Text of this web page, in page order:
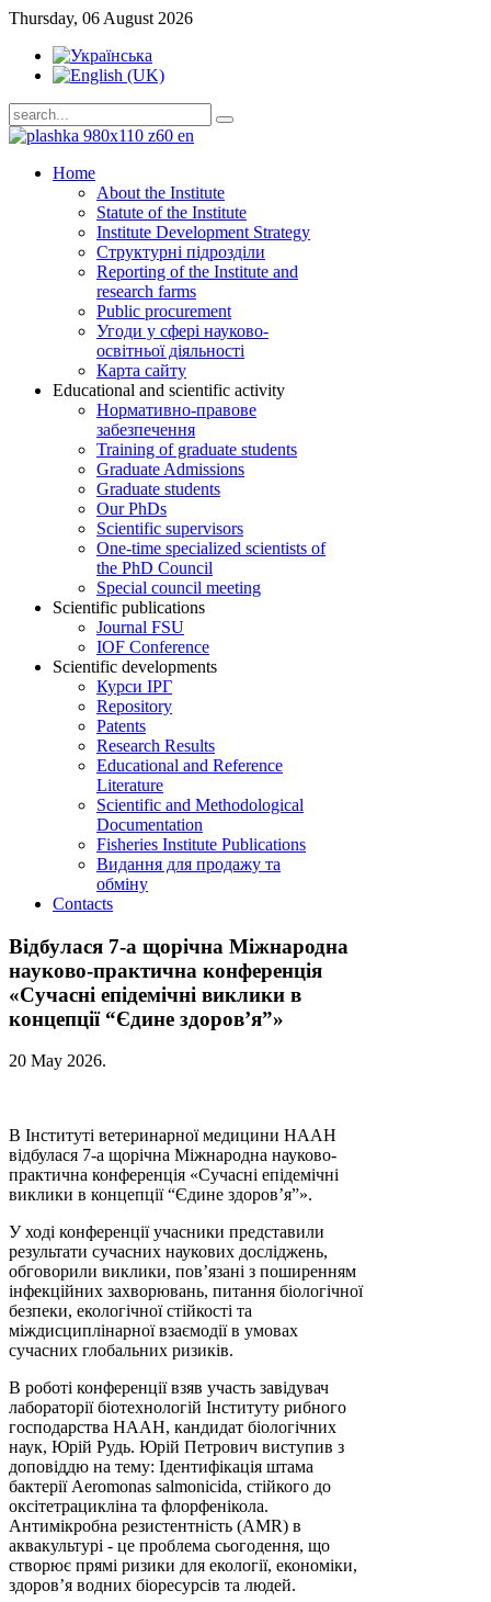
Thursday, 06 August 2026
Home
About the Institute
Statute of the Institute
Institute Development Strategy
Структурні підрозділи
Reporting of the Institute and
research farms
Public procurement
Угоди у сфері науково-
освітньої діяльності
Карта сайту
Educational and scientific activity
Нормативно-правове
забезпечення
Training of graduate students
Graduate Admissions
Graduate students
Our PhDs
Scientific supervisors
One-time specialized scientists of
the PhD Council
Special council meeting
Scientific publications
Journal FSU
IOF Conference
Scientific developments
Курси ІРГ
Repository
Patents
Research Results
Educational and Reference
Literature
Scientific and Methodological
Documentation
Fisheries Institute Publications
Видання для продажу та
обміну
Contacts
Відбулася 7-а щорічна Міжнародна
науково-практична конференція
«Сучасні епідемічні виклики в
концепції “Єдине здоров’я”»
20 May 2026.
В Інституті ветеринарної медицини НААН
відбулася 7-а щорічна Міжнародна науково-
практична конференція «Сучасні епідемічні
виклики в концепції “Єдине здоров’я”».
У ході конференції учасники представили
результати сучасних наукових досліджень,
обговорили виклики, пов’язані з поширенням
інфекційних захворювань, питання біологічної
безпеки, екологічної стійкості та
міждисциплінарної взаємодії в умовах
сучасних глобальних ризиків.
В роботі конференції взяв участь завідувач
лабораторії біотехнологій Інституту рибного
господарства НААН, кандидат біологічних
наук, Юрій Рудь. Юрій Петрович виступив з
доповіддю на тему: Ідентифікація штама
бактерії Aeromonas salmonicida, стійкого до
оксітетрацикліна та флорфенікола.
Антимікробна резистентність (AMR) в
аквакультурі - це проблема сьогодення, що
створює прямі ризики для екології, економіки,
здоров’я водних біоресурсів та людей.